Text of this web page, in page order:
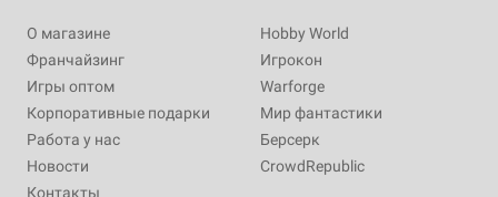
О магазине
Франчайзинг
Игры оптом
Корпоративные подарки
Работа у нас
Новости
Контакты
Hobby World
Игрокон
Warforge
Мир фантастики
Берсерк
CrowdRepublic